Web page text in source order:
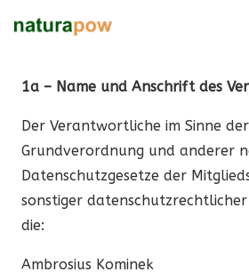
1a – Name und Anschrift des
Der Verantwortliche im Sinne
Grundverordnung und anderer
Datenschutzgesetze der
sonstiger
die:
Ambrosius Kominek